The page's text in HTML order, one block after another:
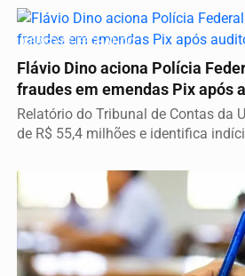
CERCO SE FECHANDO
Flávio Dino aciona Polícia
fraudes em emendas Pix após
Relatório do Tribunal de Contas da
de R$ 55,4 milhões e identifica